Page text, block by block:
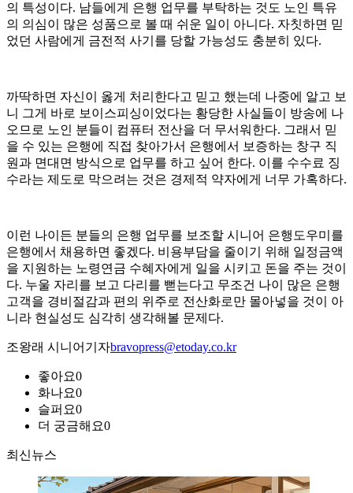
의 특성이다. 남들에게 은행 업무를 부탁하는 것도 노인 특유
의 의심이 많은 성품으로 볼 때 쉬운 일이 아니다. 자칫하면 믿
었던 사람에게 금전적 사기를 당할 가능성도 충분히 있다.
까딱하면 자신이 옳게 처리한다고 믿고 했는데 나중에 알고 보
니 그게 바로 보이스피싱이었다는 황당한 사실들이 방송에 나
오므로 노인 분들이 컴퓨터 전산을 더 무서워한다. 그래서 믿
을 수 있는 은행에 직접 찾아가서 은행에서 보증하는 창구 직
원과 면대면 방식으로 업무를 하고 싶어 한다. 이를 수수료 징
수라는 제도로 막으려는 것은 경제적 약자에게 너무 가혹하다.
이런 나이든 분들의 은행 업무를 보조할 시니어 은행도우미를
은행에서 채용하면 좋겠다. 비용부담을 줄이기 위해 일정금액
을 지원하는 노령연금 수혜자에게 일을 시키고 돈을 주는 것이
다. 누울 자리를 보고 다리를 뻗는다고 무조건 나이 많은 은행
고객을 경비절감과 편의 위주로 전산화로만 몰아넣을 것이 아
니라 현실성도 심각히 생각해볼 문제다.
조왕래 시니어기자bravopress@etoday.co.kr
좋아요0
화나요0
슬퍼요0
더 궁금해요0
최신뉴스